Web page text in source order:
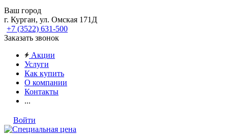
Ваш город
г. Курган, ул. Омская 171Д
+7 (3522) 631-500
Заказать звонок
Акции
Услуги
Как купить
О компании
Контакты
...
Войти